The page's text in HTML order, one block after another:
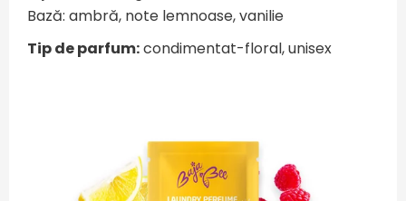
Bază: ambră, note lemnoase, vanilie
Tip de parfum:condimentat-floral, unisex